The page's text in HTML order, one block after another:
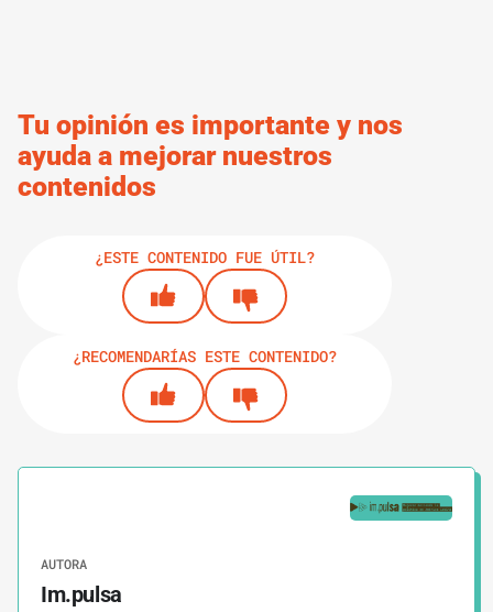
Tu opinión es importante y nos
ayuda a mejorar nuestros
contenidos
¿ESTE CONTENIDO FUE ÚTIL?
¿RECOMENDARÍAS ESTE CONTENIDO?
AUTORA
Im.pulsa